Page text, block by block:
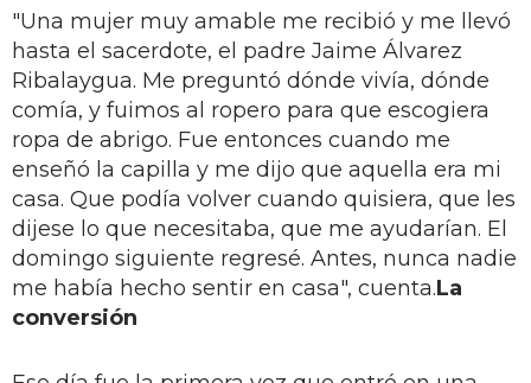
"Una mujer muy amable me reci­bió y me llevó
hasta el sacerdote, el padre Jaime Álvarez
Ribalaygua. Me preguntó dónde vivía, dónde
comía, y fuimos al ropero para que escogiera
ropa de abrigo. Fue entonces cuan­do me
enseñó la capilla y me dijo que aquella era mi
casa. Que podía volver cuando quisiera, que les
dijese lo que necesitaba, que me ayudarían. El
do­mingo siguiente regresé. Antes, nunca nadie
me había hecho sentir en casa", cuenta.La
conversión